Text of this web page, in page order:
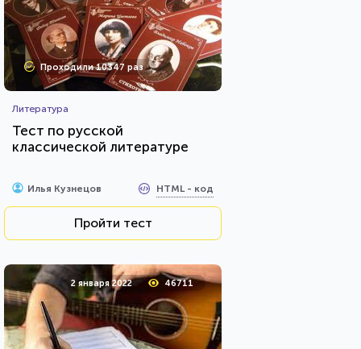
Проходили 10347 раз
Литература
Тест по русской
классической литературе
Илья Кузнецов HTML - код
Пройти тест
2 января 2022 46711